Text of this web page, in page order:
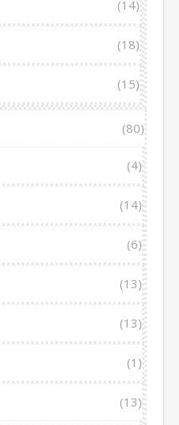
(14)
(18)
(15)
(80)
(4)
(14)
(6)
(13)
(13)
(1)
(13)